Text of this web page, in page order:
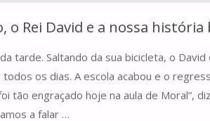
o Rei David e a nossa história
tarde. Saltando da sua bicicleta, o David
os dias. A escola acabou e o
tão engraçado hoje na aula de Moral”,
a falar …